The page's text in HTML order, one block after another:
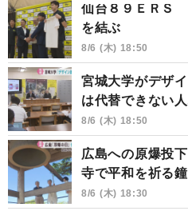
仙台８９ＥＲＳ
を結ぶ
8/6 (木) 18:50
宮城大学がデザ
は代替できない人
8/6 (木) 18:50
広島への原爆投
寺で平和を祈る鐘
8/6 (木) 18:30